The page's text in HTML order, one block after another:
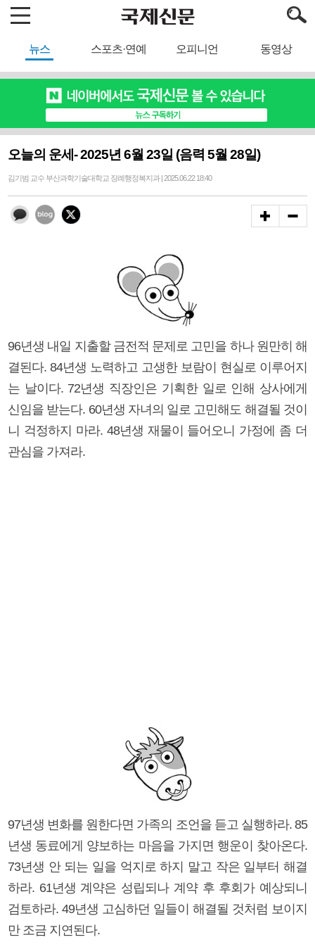
뉴스 스포츠·연예 오피니언 동영상
오늘의 운세- 2025년 6월 23일 (음력 5월 28일)
김기범 교수 부산과학기술대학교 장례행정복지과 | 2025.06.22 18:40
96년생 내일 지출할 금전적 문제로 고민을 하나 원만히 해
결된다. 84년생 노력하고 고생한 보람이 현실로 이루어지
는 날이다. 72년생 직장인은 기획한 일로 인해 상사에게
신임을 받는다. 60년생 자녀의 일로 고민해도 해결될 것이
니 걱정하지 마라. 48년생 재물이 들어오니 가정에 좀 더
관심을 가져라.
97년생 변화를 원한다면 가족의 조언을 듣고 실행하라. 85
년생 동료에게 양보하는 마음을 가지면 행운이 찾아온다.
73년생 안 되는 일을 억지로 하지 말고 작은 일부터 해결
하라. 61년생 계약은 성립되나 계약 후 후회가 예상되니
검토하라. 49년생 고심하던 일들이 해결될 것처럼 보이지
만 조금 지연된다.